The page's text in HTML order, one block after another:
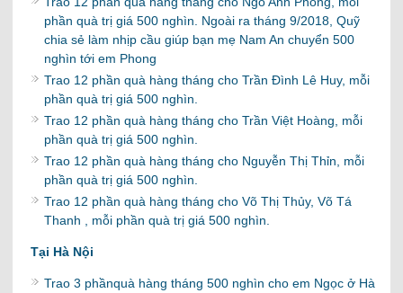
phần quà trị giá 500 nghìn. Ngoài ra tháng 9/2018, Quỹ
chia sẻ làm nhịp cầu giúp bạn mẹ Nam An chuyển 500
nghìn tới em Phong
Trao 12 phần quà hàng tháng cho Trần Đình Lê Huy, mỗi
phần quà trị giá 500 nghìn.
Trao 12 phần quà hàng tháng cho Trần Việt Hoàng, mỗi
phần quà trị giá 500 nghìn.
Trao 12 phần quà hàng tháng cho Nguyễn Thị Thỉn, mỗi
phần quà trị giá 500 nghìn.
Trao 12 phần quà hàng tháng cho Võ Thị Thủy, Võ Tá
Thanh , mỗi phần quà trị giá 500 nghìn.
Tại Hà Nội
Trao 3 phầnquà hàng tháng 500 nghìn cho em Ngọc ở Hà